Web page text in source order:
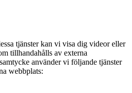
tjänster kan vi visa dig videor eller
tillhandahålls av externa
använder vi följande tjänster
webbplats: